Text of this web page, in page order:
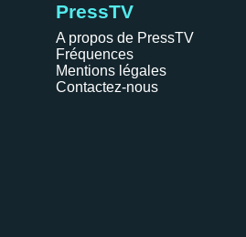
PressTV
A propos de PressTV
Fréquences
Mentions légales
Contactez-nous